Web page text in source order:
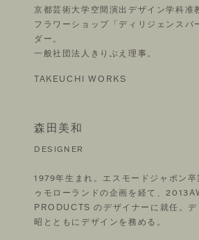
京都芸術大学空間演出デザイン学科准
フラワーショップ「ディリジェンスパ
ダー。
一般社団法人きりぶえ理事。
TAKEUCHI WORKS
森田美和
DESIGNER
1979年生まれ。エスモードジャポン卒
ゥモローランドの企画を経て、
PRODUCTS のデザイナーに就任。デ
昭とともにデザインを務める。